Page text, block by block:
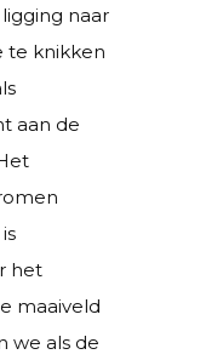
naar
te knikken
aan de
het
maaiveld
we als de